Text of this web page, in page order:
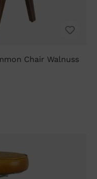
Chair Walnuss